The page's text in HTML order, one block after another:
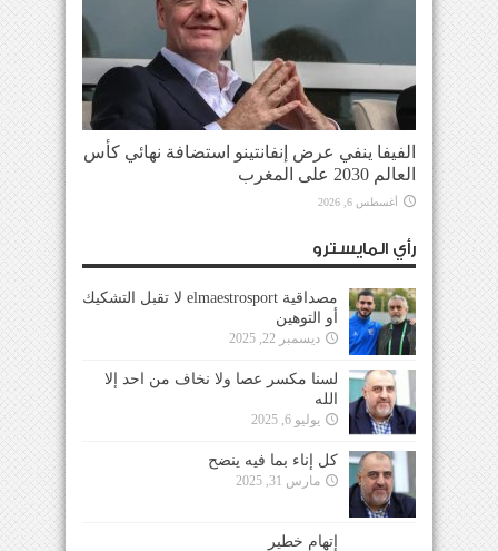
الفيفا ينفي عرض إنفانتينو استضافة نهائي كأس
العالم 2030 على المغرب
أغسطس 6, 2026
رأي المايسترو
مصداقية elmaestrosport لا تقبل التشكيك
أو التوهين
ديسمبر 22, 2025
لسنا مكسر عصا ولا نخاف من احد إلا
الله
يوليو 6, 2025
كل إناء بما فيه ينضح
مارس 31, 2025
إتهام خطير